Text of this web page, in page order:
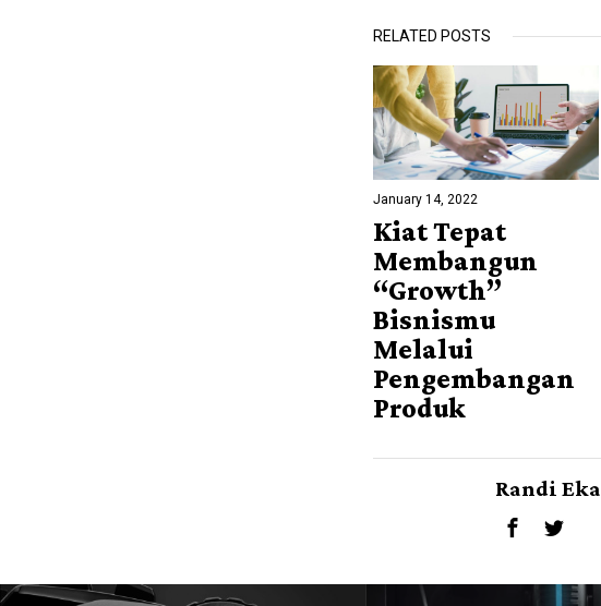
RELATED POSTS
January 14, 2022
Kiat Tepat
Membangun
“Growth”
Bisnismu
Melalui
Pengembangan
Produk
Randi Eka